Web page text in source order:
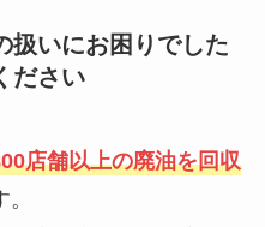
扱いにお困りでした
ださい
店舗以上の廃油を回収